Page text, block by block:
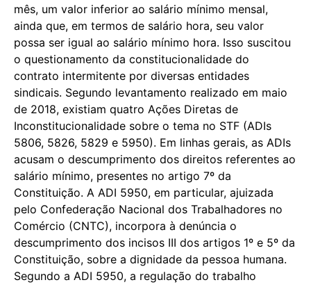
mês, um valor inferior ao salário mínimo mensal,
ainda que, em termos de salário hora, seu valor
possa ser igual ao salário mínimo hora. Isso suscitou
o questionamento da constitucionalidade do
contrato intermitente por diversas entidades
sindicais. Segundo levantamento realizado em maio
de 2018, existiam quatro Ações Diretas de
Inconstitucionalidade sobre o tema no STF (ADIs
5806, 5826, 5829 e 5950). Em linhas gerais, as ADIs
acusam o descumprimento dos direitos referentes ao
salário mínimo, presentes no artigo 7º da
Constituição. A ADI 5950, em particular, ajuizada
pelo Confederação Nacional dos Trabalhadores no
Comércio (CNTC), incorpora à denúncia o
descumprimento dos incisos III dos artigos 1º e 5º da
Constituição, sobre a dignidade da pessoa humana.
Segundo a ADI 5950, a regulação do trabalho